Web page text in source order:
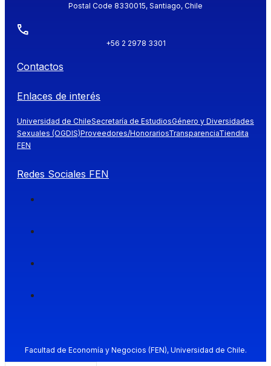
Postal Code 8330015, Santiago, Chile
+56 2 2978 3301
Contactos
Enlaces de interés
Universidad de ChileSecretaría de EstudiosGénero y Diversidades
Sexuales (OGDIS)Proveedores/HonorariosTransparenciaTiendita
FEN
Redes Sociales FEN
Facultad de Economía y Negocios (FEN), Universidad de Chile.